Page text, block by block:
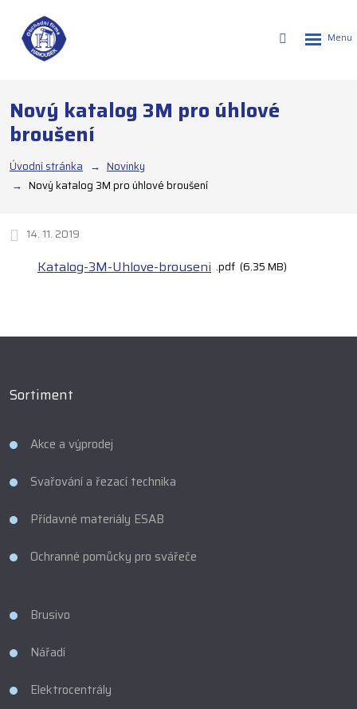
Nový katalog 3M pro úhlové
broušení
Úvodní stránka
Novinky
Nový katalog 3M pro úhlové broušení
14. 11. 2019
Katalog-3M-Uhlove-brouseni pdf 6.35 MB
Sortiment
Akce a výprodej
Svařování a řezací technika
Přídavné materiály ESAB
Ochranné pomůcky pro svářeče
Brusivo
Nářadí
Elektrocentrály